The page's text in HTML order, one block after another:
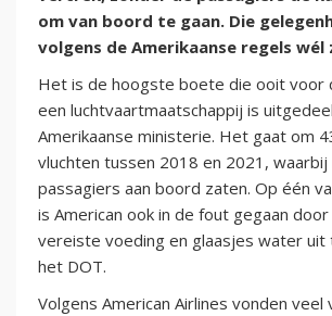
om van boord te gaan. Die
volgens de Amerikaanse regels wél
Het is de hoogste boete die ooit voor
een luchtvaartmaatschappij is
Amerikaanse ministerie. Het gaat om
vluchten tussen 2018 en 2021, waarbij
passagiers aan boord zaten. Op één
is American ook in de fout gegaan
vereiste voeding en glaasjes water uit
het DOT.
Volgens American Airlines vonden veel